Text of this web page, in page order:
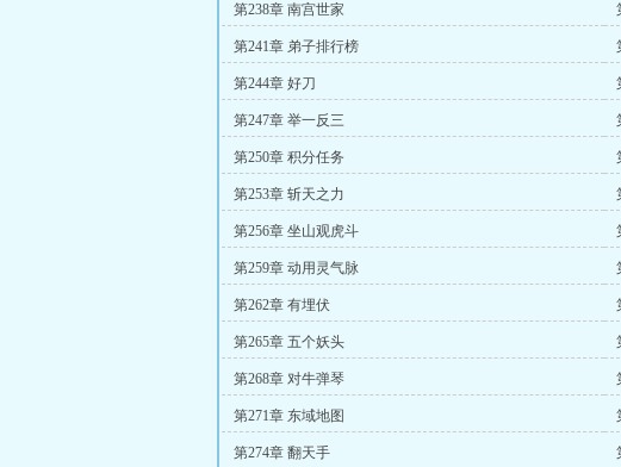
第238章 南宫世家
第241章 弟子排行榜
第244章 好刀
第247章 举一反三
第250章 积分任务
第253章 斩天之力
第256章 坐山观虎斗
第259章 动用灵气脉
第262章 有埋伏
第265章 五个妖头
第268章 对牛弹琴
第271章 东域地图
第274章 翻天手